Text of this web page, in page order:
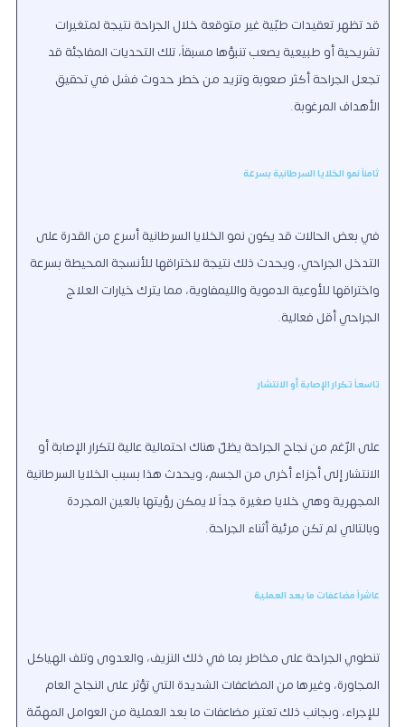
قد تظهر تعقيدات طبّية غير متوقعة خلال الجراحة نتيجة لمتغيرات
تشريحية أو طبيعية يصعب تنبؤها مسبقاً، تلك التحديات المفاجئة قد
تجعل الجراحة أكثر صعوبة وتزيد من خطر حدوث فشل في تحقيق
الأهداف المرغوبة.
ثامناً نمو الخلايا السرطانية بسرعة
في بعض الحالات قد يكون نمو الخلايا السرطانية أسرع من القدرة على
التدخل الجراحي، ويحدث ذلك نتيجة لاختراقها للأنسجة المحيطة بسرعة
واختراقها للأوعية الدموية والليمفاوية، مما يترك خيارات العلاج
الجراحي أقل فعالية.
تاسعاً تكرار الإصابة أو الانتشار
على الرّغم من نجاح الجراحة يظلّ هناك احتمالية عالية لتكرار الإصابة أو
الانتشار إلى أجزاء أخرى من الجسم، ويحدث هذا بسبب الخلايا السرطانية
المجهرية وهي خلايا صغيرة جداً لا يمكن رؤيتها بالعين المجردة
وبالتالي لم تكن مرئية أثناء الجراحة.
عاشراً مضاعفات ما بعد العملية
تنطوي الجراحة على مخاطر بما في ذلك النزيف، والعدوى وتلف الهياكل
المجاورة، وغيرها من المضاعفات الشديدة التي تؤثر على النجاح العام
للإجراء، وبجانب ذلك تعتبر مضاعفات ما بعد العملية من العوامل المهمّة